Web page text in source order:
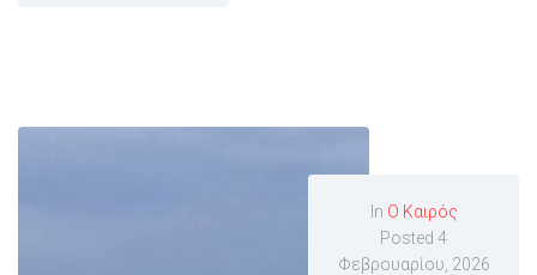
In Ο Καιρός
Posted4
Φεβρουαρίου, 2026